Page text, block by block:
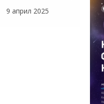
9 април 2025